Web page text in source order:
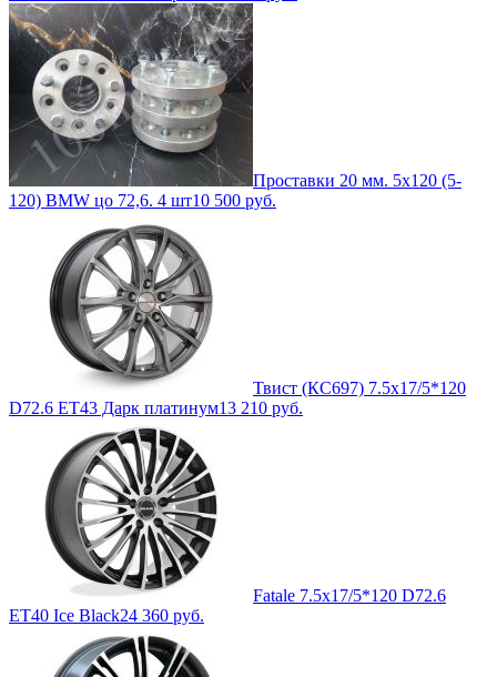
Проставки 20 мм. 5х120 (5-
120) BMW цо 72,6. 4 шт10 500 руб.
Твист (КС697) 7.5x17/5*120
D72.6 ET43 Дарк платинум13 210 руб.
Fatale 7.5x17/5*120 D72.6
ET40 Ice Black24 360 руб.